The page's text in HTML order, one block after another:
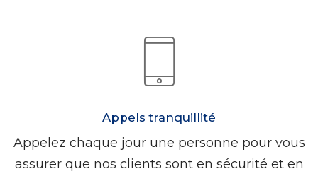
Appels tranquillité
Appelez chaque jour une personne pour vous
assurer que nos clients sont en sécurité et en